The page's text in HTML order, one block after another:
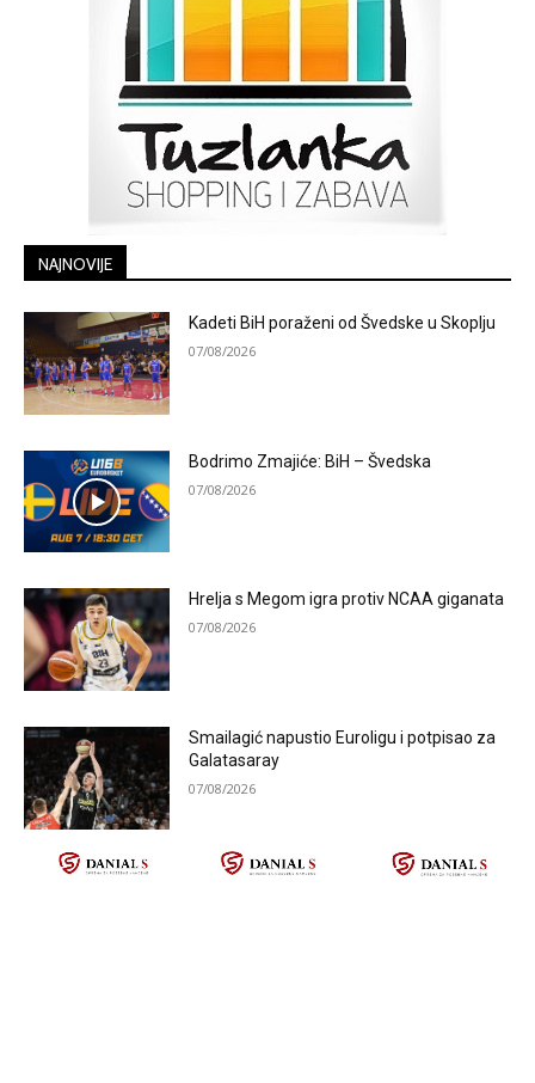
NAJNOVIJE
Kadeti BiH poraženi od Švedske u Skoplju
07/08/2026
Bodrimo Zmajiće: BiH – Švedska
07/08/2026
Hrelja s Megom igra protiv NCAA giganata
07/08/2026
Smailagić napustio Euroligu i potpisao za
Galatasaray
07/08/2026